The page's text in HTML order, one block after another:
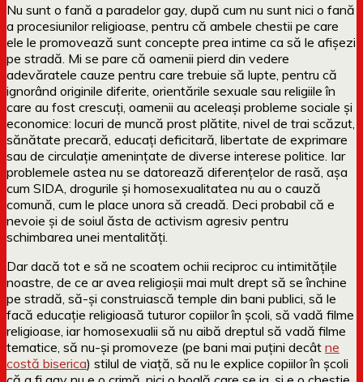
Nu sunt o fană a paradelor gay, după cum nu sunt nici o fană
a procesiunilor religioase, pentru că ambele chestii pe care
ele le promovează sunt concepte prea intime ca să le afișezi
pe stradă. Mi se pare că oamenii pierd din vedere
adevăratele cauze pentru care trebuie să lupte, pentru că
ignorând originile diferite, orientările sexuale sau religiile în
care au fost crescuți, oamenii au aceleași probleme sociale și
economice: locuri de muncă prost plătite, nivel de trai scăzut,
sănătate precară, educați deficitară, libertate de exprimare
sau de circulație amenințate de diverse interese politice. Iar
problemele astea nu se datorează diferențelor de rasă, așa
cum SIDA, drogurile și homosexualitatea nu au o cauză
comună, cum le place unora să creadă. Deci probabil că e
nevoie și de soiul ăsta de activism agresiv pentru
schimbarea unei mentalități.
Dar dacă tot e să ne scoatem ochii reciproc cu intimitățile
noastre, de ce ar avea religioșii mai mult drept să se închine
pe stradă, să-și construiască temple din bani publici, să le
facă educație religioasă tuturor copiilor în școli, să vadă filme
religioase, iar homosexualii să nu aibă dreptul să vadă filme
tematice, să nu-și promoveze (pe bani mai puțini decât ne
costă biserica) stilul de viață, să nu le explice copiilor în școli